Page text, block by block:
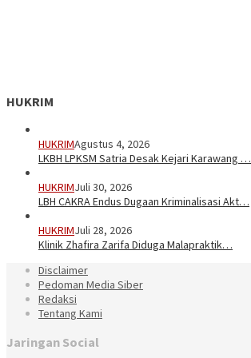
HUKRIM
HUKRIMAgustus 4, 2026
LKBH LPKSM Satria Desak Kejari Karawang …
HUKRIMJuli 30, 2026
LBH CAKRA Endus Dugaan Kriminalisasi Akt…
HUKRIMJuli 28, 2026
Klinik Zhafira Zarifa Diduga Malapraktik…
Disclaimer
Pedoman Media Siber
Redaksi
Tentang Kami
Jaringan Social